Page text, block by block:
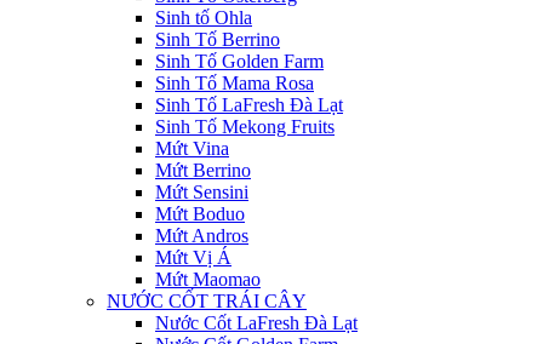
Sinh tố Ohla
Sinh Tố Berrino
Sinh Tố Golden Farm
Sinh Tố Mama Rosa
Sinh Tố LaFresh Đà Lạt
Sinh Tố Mekong Fruits
Mứt Vina
Mứt Berrino
Mứt Sensini
Mứt Boduo
Mứt Andros
Mứt Vị Á
Mứt Maomao
NƯỚC CỐT TRÁI CÂY
Nước Cốt LaFresh Đà Lạt